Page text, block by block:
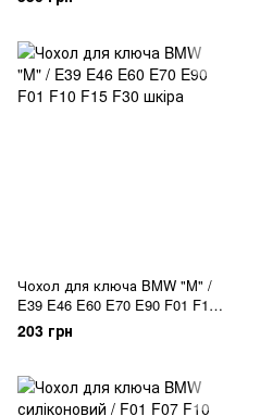
Чохол для ключа BMW "M" /
E39 E46 E60 E70 E90 F01 F10
F15 F30 шкіра
203 грн